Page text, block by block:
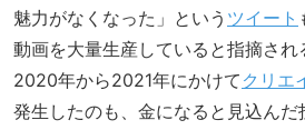
魅力がなくなった」という ツイート
動画を大量生産していると指摘され
2020年から2021年にかけて クリエ
発生したのも、金になると見込ん